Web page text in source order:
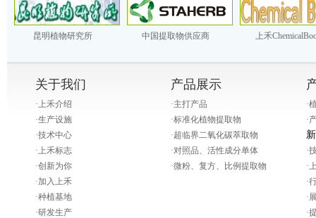
昆明植物研究所 中国提取物供应商 上禾
关于我们
·上禾介绍
·生产设施
·技术中心
·上禾标志
·创新为你
·加入上禾
·种植基地
·研发生产
产品展示
·主打产品
·标准化植物提取物
·超临界二氧化碳萃取物
·对照品、活性成分单体
·微粉、复方、比例提取物
·
·
·
·
·
·
·